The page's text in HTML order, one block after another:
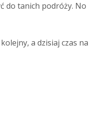
do tanich podróży. No
a dzisiaj czas na